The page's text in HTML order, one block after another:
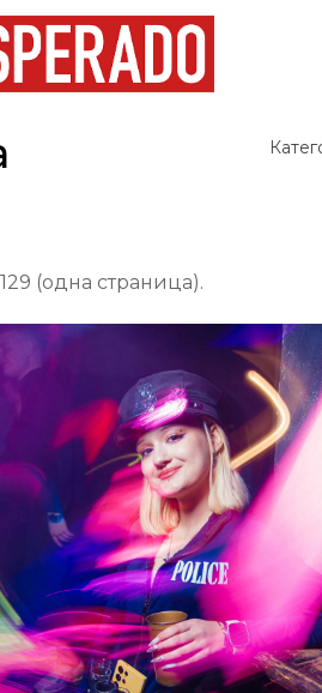
(одна страница).